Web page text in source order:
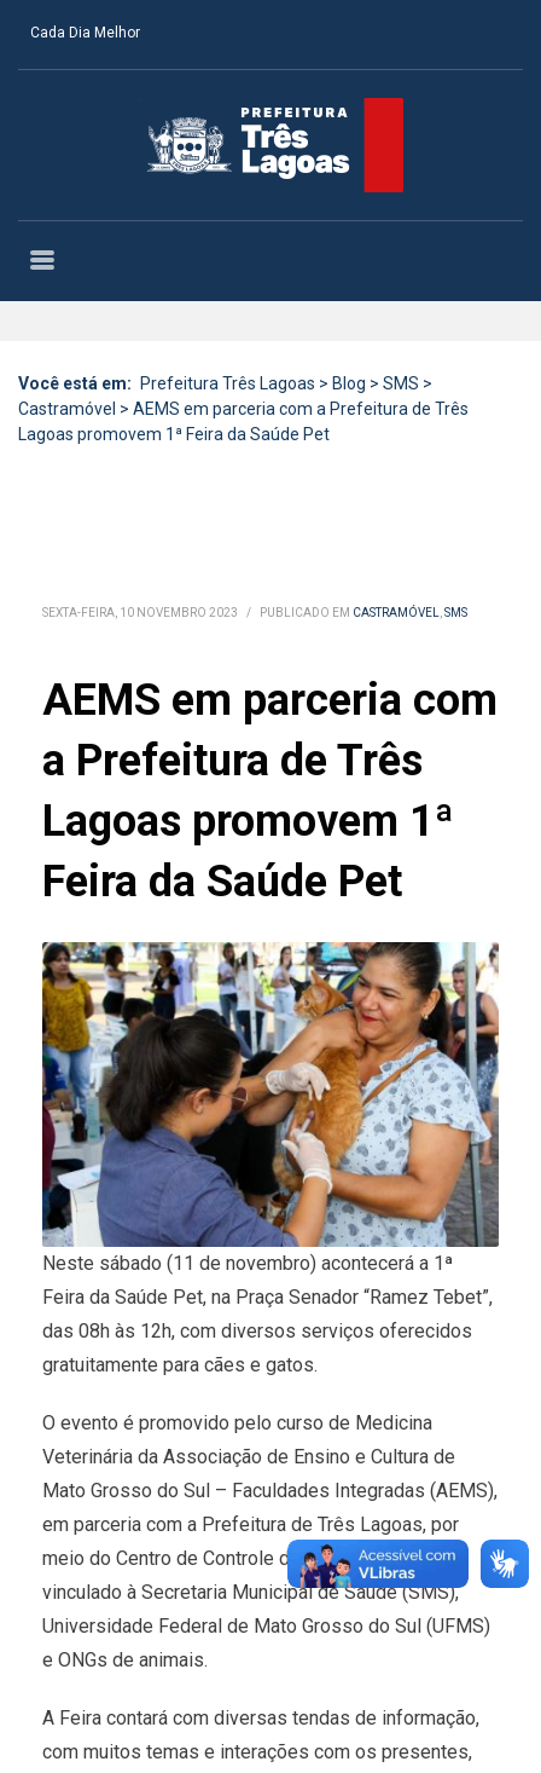
Cada Dia Melhor
Você está em: Prefeitura Três Lagoas > Blog > SMS >
Castramóvel > AEMS em parceria com a Prefeitura de Três
Lagoas promovem 1ª Feira da Saúde Pet
SEXTA-FEIRA, 10 NOVEMBRO 2023 / PUBLICADO EM CASTRAMÓVEL,SMS
AEMS em parceria com
a Prefeitura de Três
Lagoas promovem 1ª
Feira da Saúde Pet
Neste sábado (11 de novembro) acontecerá a 1ª
Feira da Saúde Pet, na Praça Senador “Ramez Tebet”,
das 08h às 12h, com diversos serviços oferecidos
gratuitamente para cães e gatos.
O evento é promovido pelo curso de Medicina
Veterinária da Associação de Ensino e Cultura de
Mato Grosso do Sul – Faculdades Integradas (AEMS),
em parceria com a Prefeitura de Três Lagoas, por
meio do Centro de Controle de Zoonoses (CCZ),
vinculado à Secretaria Municipal de Saúde (SMS),
Universidade Federal de Mato Grosso do Sul (UFMS)
e ONGs de animais.
A Feira contará com diversas tendas de informação,
com muitos temas e interações com os presentes,